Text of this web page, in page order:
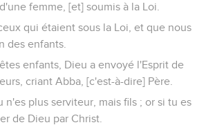
femme, [et] soumis à la Loi.
qui étaient sous la Loi, et que nous
des enfants.
enfants, Dieu a envoyé l'Esprit de
criant Abba, [c'est-à-dire] Père.
n'es plus serviteur, mais fils ; or si tu es
de Dieu par Christ.